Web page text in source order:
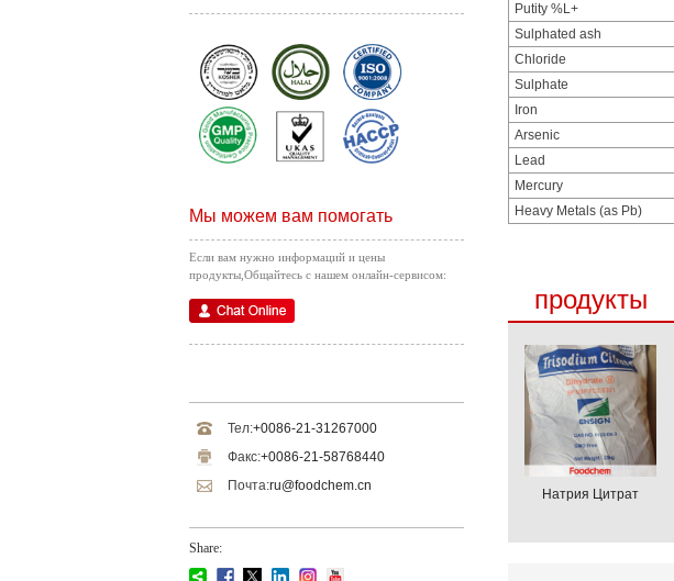
Мы можем вам помогать
Если вам нужно информаций и цены
продукты,Общайтесь с нашем онлайн-сервисом:
Тел:+0086-21-31267000
Факс:+0086-21-58768440
Почта:ru@foodchem.cn
Share:
Putity %L+
Sulphated ash
Chloride
Sulphate
Iron
Arsenic
Lead
Mercury
Heavy Metals (as Pb)
продукты
Натрия Цитрат